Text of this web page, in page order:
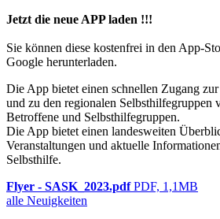
Jetzt die neue APP laden !!!
Sie können diese kostenfrei in den App-
Google herunterladen.
Die App bietet einen schnellen Zugang
und zu den regionalen
Betroffene und Selbsthilfegruppen.
Die App bietet einen landesweiten
Veranstaltungen und aktuelle
Selbsthilfe.
Flyer - SASK_2023.pdf PDF, 1,1MB
alle Neuigkeiten